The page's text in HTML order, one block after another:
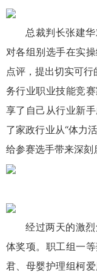
总裁判长张建华
对各组别选手在实
点评，提出切实可行
务行业职业技能竞
享了自己从行业新
了家政行业从“体力
给参赛选手带来深刻
经过两天的激
体奖项。职工组一
君、母婴护理组柯